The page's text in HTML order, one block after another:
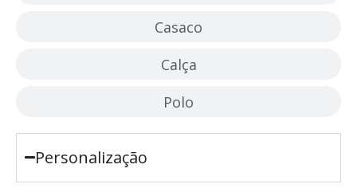
Casaco
Calça
Polo
Personalização